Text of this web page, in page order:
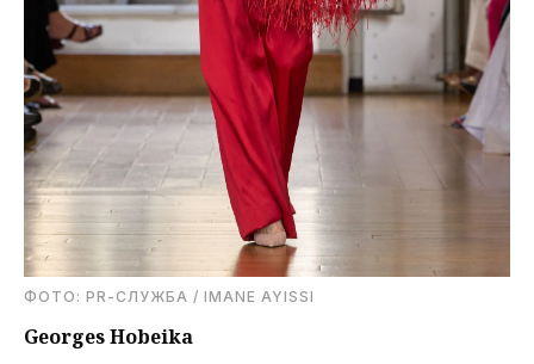
ФОТО: PR-СЛУЖБА / IMANE AYISSI
Georges Hobeika